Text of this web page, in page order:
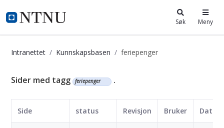
i.ntnu.no Søk Meny
Intranettet Kunnskapsbasen feriepenger
Kunnskapsbasen
Sider med tagg feriepenger .
Side status Revisjon Bruker Dato